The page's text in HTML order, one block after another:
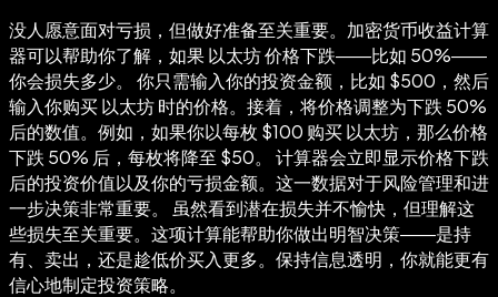
没人愿意面对亏损，但做好准备至关重要。加密货币收益计算
器可以帮助你了解，如果 以太坊 价格下跌——比如 50%——
你会损失多少。 你只需输入你的投资金额，比如 $500，然后
输入你购买 以太坊 时的价格。接着，将价格调整为下跌 50%
后的数值。例如，如果你以每枚 $100 购买 以太坊，那么价格
下跌 50% 后，每枚将降至 $50。 计算器会立即显示价格下跌
后的投资价值以及你的亏损金额。这一数据对于风险管理和进
一步决策非常重要。 虽然看到潜在损失并不愉快，但理解这
些损失至关重要。这项计算能帮助你做出明智决策——是持
有、卖出，还是趁低价买入更多。保持信息透明，你就能更有
信心地制定投资策略。